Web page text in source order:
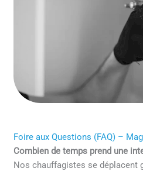
Foire aux Questions (FAQ) –
Combien de temps prend une
Nos chauffagistes se déplacent